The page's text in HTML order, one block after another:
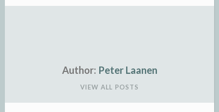
Author: Peter Laanen
VIEW ALL POSTS